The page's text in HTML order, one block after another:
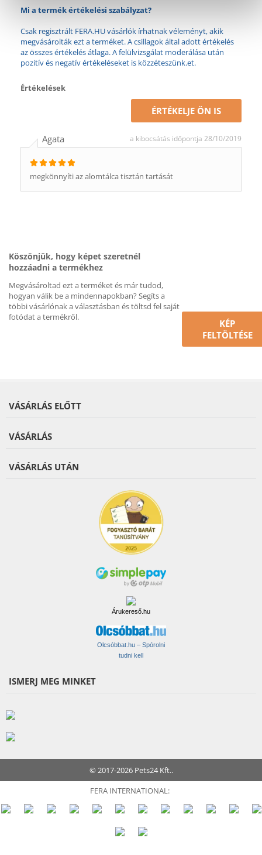
Mi a termék értékelési szabályzat?
Csak regisztrált FERA.HU vásárlók írhatnak véleményt, akik
megvásárolták ezt a terméket. A csillagok által adott értékelés
az összes értékelés átlaga. A felülvizsgálat moderálása után
pozitív és negatív értékeléseket is közzéteszünk.et.
Értékelések
ÉRTÉKELJE ÖN IS
Agata a kibocsátás időpontja 28/10/2019
megkönnyíti az alomtálca tisztán tartását
Köszönjük, hogy képet szeretnél
hozzáadni a termékhez
Megvásároltad ezt a terméket és már tudod,
hogyan válik be a mindennapokban? Segíts a
többi vásárlónak a választásban és töltsd fel saját
fotódat a termékről.
KÉP
FELTÖLTÉSE
VÁSÁRLÁS ELŐTT
VÁSÁRLÁS
VÁSÁRLÁS UTÁN
Árukereső.hu
Olcsóbbat.hu – Spórolni
tudni kell
ISMERJ MEG MINKET
© 2017-2026 Pets24 Kft..
FERA INTERNATIONAL: